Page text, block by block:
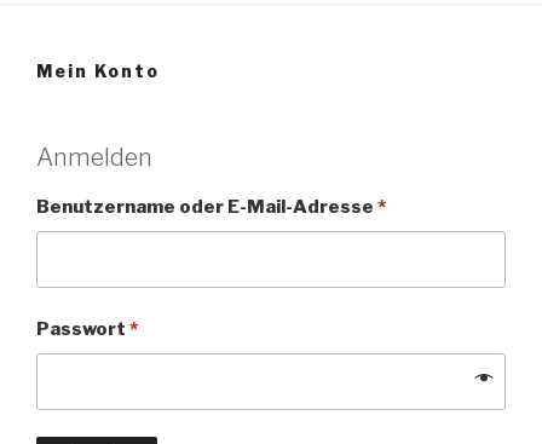
Mein Konto
Anmelden
Benutzername oder E-Mail-Adresse *
Passwort *